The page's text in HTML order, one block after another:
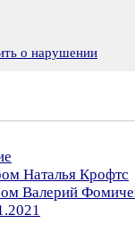
о нарушении
Наталья Крофтс
Валерий